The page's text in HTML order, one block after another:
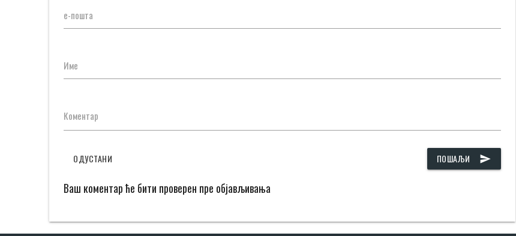
е-пошта
Име
Коментар
ПОШАЉИ send
ОДУСТАНИ
Ваш коментар ће бити проверен пре објављивања